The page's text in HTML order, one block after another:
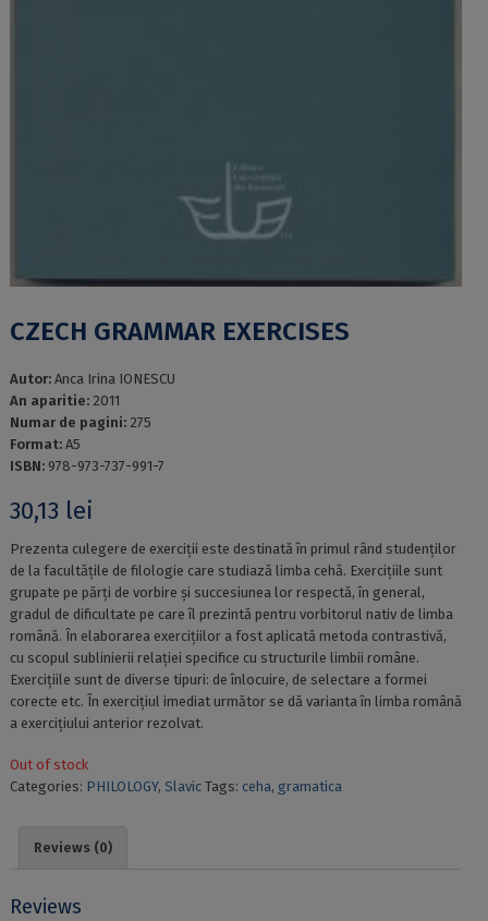
CZECH GRAMMAR EXERCISES
Autor: Anca Irina IONESCU
An aparitie: 2011
Numar de pagini: 275
Format: A5
ISBN: 978-973-737-991-7
30,13 lei
Prezenta culegere de exerciții este destinată în primul rând studenților
de la facultățile de filologie care studiază limba cehă. Exercițiile sunt
grupate pe părți de vorbire și succesiunea lor respectă, în general,
gradul de dificultate pe care îl prezintă pentru vorbitorul nativ de limba
română. În elaborarea exercițiilor a fost aplicată metoda contrastivă,
cu scopul sublinierii relației specifice cu structurile limbii române.
Exercițiile sunt de diverse tipuri: de înlocuire, de selectare a formei
corecte etc. În exercițiul imediat următor se dă varianta în limba română
a exercițiului anterior rezolvat.
Out of stock
Categories: PHILOLOGY, Slavic Tags: ceha, gramatica
Reviews (0)
Reviews